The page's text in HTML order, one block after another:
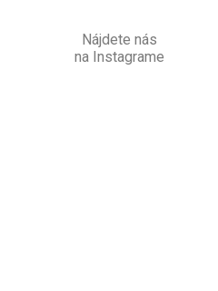
Nájdete nás
na Instagrame